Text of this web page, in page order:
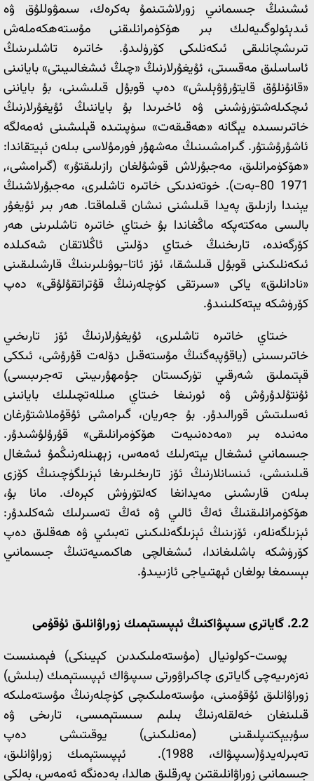
ئىشىنىڭ جىسمانىي زورلاشتىنمۇ بەكرەك، سىمۋوللۇق ۋە
ئىدېئولوگىيەلىك بىر ھۆكۈمرانلىقنى مۇستەھكەملەش
تىرىشچانلىقى ئىكەنلىكى كۆرۈلىدۇ. خاتىرە تاشلىرىنىڭ
ئاساسلىق مەقسىتى، ئۇيغۇرلارنىڭ «چىڭ ئىشغالىيىتى» بايانىنى
«قانۇنلۇق قايتۇرۇۋېلىش» دەپ قوبۇل قىلىشىنى، بۇ باياننى
ئىچكىلەشتۈرۈشىنى ۋە ئاخىرىدا بۇ باياننىڭ ئۇيغۇرلارنىڭ
خاتىرىسىدە يېگانە «ھەقىقەت» سۈپىتىدە قېلىشىنى ئەمەلگە
ئاشۇرۇشتۇر. گىرامشىىنىڭ مەشھۇر فورمۇلاسى بىلەن ئېيتقاندا:
«ھۆكۈمرانلىق، مەجبۇرلاش قوشۇلغان رازىلىقتۇر» (گىرامشى،,
1971 80-بەت). خوتەندىكى خاتىرە تاشلىرى، مەجبۇرلاشنىڭ
يېنىدا رازىلىق پەيدا قىلىشنى نىشان قىلماقتا. ھەر بىر ئۇيغۇر
بالىسى مەكتەپكە ماڭغاندا بۇ خىتاي خاتىرە تاشلىرىنى ھەر
كۆرگەندە، تارىخنىڭ خىتاي دۆلىتى ئاڭلاتقان شەكىلدە
ئىكەنلىكىنى قوبۇل قىلىشقا، ئۆز ئاتا-بوۋىلىرىنىڭ قارشىلىقىنى
«نادانلىق» ياكى «سىرتقى كۈچلەرنىڭ قۇتراتقۇلۇقى» دەپ
كۆرۈشكە يېتەكلىنىدۇ.
خىتاي خاتىرە تاشلىرى، ئۇيغۇرلارنىڭ ئۆز تارىخىي
خاتىرىسىنى (ياقۇپبەگنىڭ مۇستەقىل دۆلەت قۇرۇشى، ئىككى
قېتىملىق شەرقىي تۈركىستان جۇمھۇرىيىتى تەجرىبىسى)
ئۇنتۇلدۇرۇش ۋە ئورنىغا خىتاي مىللەتچىلىك بايانىنى
ئەسلىتىش قورالىدۇر. بۇ جەريان، گىرامشى ئۇقۇملاشتۇرغان
مەنىدە بىر «مەدەنىيەت ھۆكۈمرانلىقى» قۇرۇلۇشىدۇر.
جىسمانىي ئىشغال يېتەرلىك ئەمەس، زېھىنلەرنىڭمۇ ئىشغال
قىلىنىشى، ئىنسانلارنىڭ ئۆز تارىخلىرىغا ئېزىلگۈچىنىڭ كۆزى
بىلەن قارىشىنى مەيدانغا كەلتۈرۈش كېرەك. مانا بۇ،
ھۆكۈمرانلىقنىڭ ئەڭ ئالىي ۋە ئەڭ تەسىرلىك شەكلىدۇر:
ئېزىلگەنلەر، ئۆزىنىڭ ئېزىلگەنلىكىنى تەبىئىي ۋە ھەقلىق دەپ
كۆرۈشكە باشلىغاندا، ئىشغالچى ھاكىمىيەتنىڭ جىسمانىي
بېسىمغا بولغان ئېھتىياجى ئازىيىدۇ.
2.2. گاياترى سىپىۋاكنىڭ ئېپىستېمىك زوراۋانلىق ئۇقۇمى
پوست-كولونيال (مۇستەملىكىدىن كېيىنكى) فېمىنىست
نەزەرىيەچى گاياترى چاكىراۋورتى سىپىۋاك ئېپىستېمىك (بىلىش)
زوراۋانلىق ئۇقۇمىنى، مۇستەملىكىچى كۈچلەرنىڭ مۇستەملىكە
قىلىنغان خەلقلەرنىڭ بىلىم سىستېمىسى، تارىخى ۋە
سۇبيېكتىپلىقىنى (مەنلىكىنى) يوقىتىشى دەپ
تەبىرلەيدۇ(سىپىۋاك، 1988). ئېپىستېمىك زوراۋانلىق،
جىسمانىي زوراۋانلىقتىن پەرقلىق ھالدا، بەدەنگە ئەمەس، بەلكى